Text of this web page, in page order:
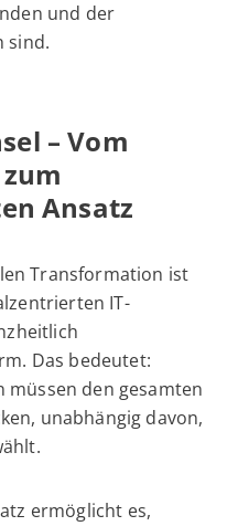
und der
sind.
– Vom
Ansatz
Transformation ist
IT-
Das bedeutet:
müssen den gesamten
unabhängig davon,
ermöglicht es,